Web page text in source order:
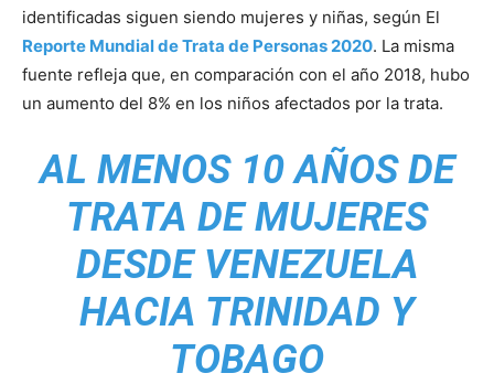
identificadas siguen siendo mujeres y niñas, según El
Reporte Mundial de Trata de Personas 2020. La misma
fuente refleja que, en comparación con el año 2018, hubo
un aumento del 8% en los niños afectados por la trata.
AL MENOS 10 AÑOS DE
TRATA DE MUJERES
DESDE VENEZUELA
HACIA TRINIDAD Y
TOBAGO